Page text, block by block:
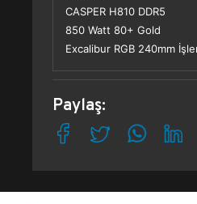
CASPER H810 DDR5
850 Watt 80+ Gold
Excalibur RGB 240mm
Paylaş: